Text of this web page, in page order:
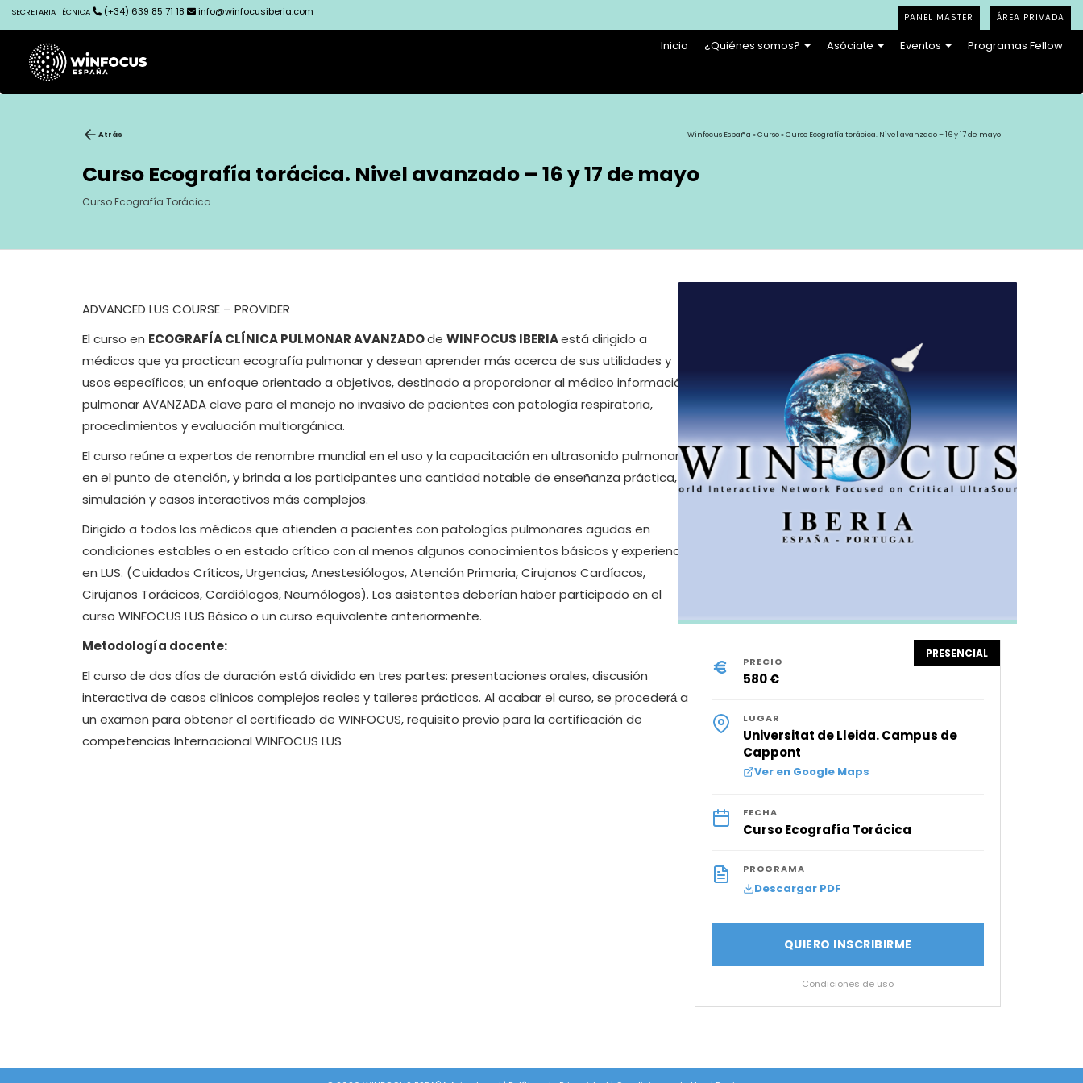
SECRETARIA TÉCNICA (+34) 639 85 71 18 info@winfocusiberia.com PANEL MASTER ÁREA PRIVADA
Inicio ¿Quiénes somos? Asóciate Eventos Programas Fellow
Atrás Winfocus España »Curso» Curso Ecografía torácica. Nivel avanzado – 16 y 17 de mayo
Curso Ecografía torácica. Nivel avanzado – 16 y 17 de mayo
Curso Ecografía Torácica
ADVANCED LUS COURSE – PROVIDER
El curso en ECOGRAFÍA CLÍNICA PULMONAR AVANZADOde WINFOCUS IBERIAestá dirigido a
médicos que ya practican ecografía pulmonar y desean aprender más acerca de sus utilidades y
usos específicos; un enfoque orientado a objetivos, destinado a proporcionar al médico información
pulmonar AVANZADA clave para el manejo no invasivo de pacientes con patología respiratoria,
procedimientos y evaluación multiorgánica.
El curso reúne a expertos de renombre mundial en el uso y la capacitación en ultrasonido pulmonar
en el punto de atención, y brinda a los participantes una cantidad notable de enseñanza práctica,
simulación y casos interactivos más complejos.
Dirigido a todos los médicos que atienden a pacientes con patologías pulmonares agudas en
condiciones estables o en estado crítico con al menos algunos conocimientos básicos y experiencia
en LUS. (Cuidados Críticos, Urgencias, Anestesiólogos, Atención Primaria, Cirujanos Cardíacos,
Cirujanos Torácicos, Cardiólogos, Neumólogos). Los asistentes deberían haber participado en el
curso WINFOCUS LUS Básico o un curso equivalente anteriormente.
Metodología docente:
El curso de dos días de duración está dividido en tres partes: presentaciones orales, discusión
interactiva de casos clínicos complejos reales y talleres prácticos. Al acabar el curso, se procederá́ a
un examen para obtener el certificado de WINFOCUS, requisito previo para la certificación de
competencias Internacional WINFOCUS LUS
PRESENCIAL
PRECIO
580 €
LUGAR
Universitat de Lleida. Campus de
Cappont
Ver en Google Maps
FECHA
Curso Ecografía Torácica
PROGRAMA
Descargar PDF
QUIERO INSCRIBIRME
Condiciones de uso